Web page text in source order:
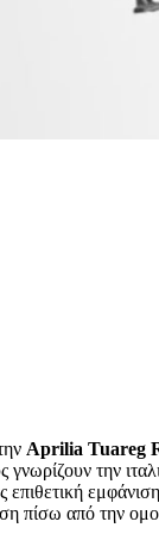
Aprilia Tuareg
την
επιθετική
πίσω από την